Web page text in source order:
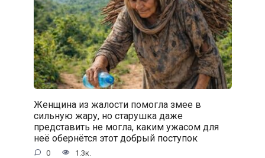
Женщина из жалости помогла змее в
сильную жару, но старушка даже
представить не могла, каким ужасом для
неё обернётся этот добрый поступок
0 1.3к.